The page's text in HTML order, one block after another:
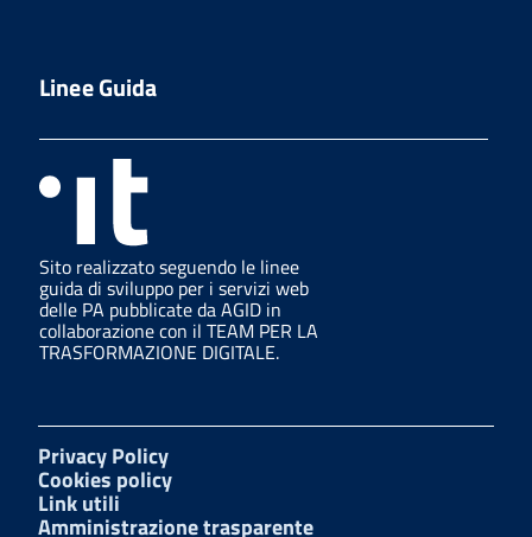
Linee Guida
Sito realizzato seguendo le linee
guida di sviluppo per i servizi web
delle PA pubblicate da AGID in
collaborazione con il TEAM PER LA
TRASFORMAZIONE DIGITALE.
Privacy Policy
Cookies policy
Link utili
Amministrazione trasparente